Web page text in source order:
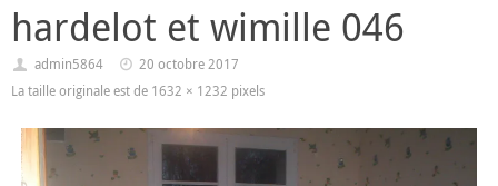
hardelot et wimille 046
admin5864
20 octobre 2017
La taille originale est de 1632 × 1232 pixels